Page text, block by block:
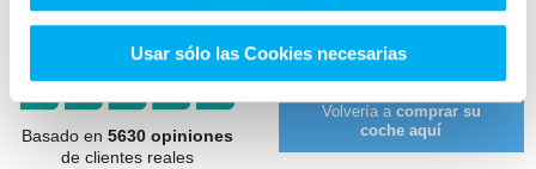
Usar sólo las Cookies necesarias
9.4 10
Basado en 5630 opiniones
de clientes reales
100%
Volvería a comprar su
coche aquí